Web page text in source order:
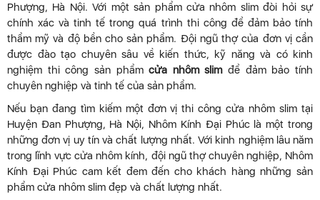
Phượng, Hà Nội. Với một sản phẩm cửa nhôm slim đòi hỏi sự
chính xác và tinh tế trong quá trình thi công để đảm bảo tính
thẩm mỹ và độ bền cho sản phẩm. Đội ngũ thợ của đơn vị cần
được đào tạo chuyên sâu về kiến ​​thức, kỹ năng và có kinh
nghiệm thi công sản phẩmcửa nhôm slimđể đảm bảo tính
chuyên nghiệp và tinh tế của sản phẩm.
Nếu bạn đang tìm kiếm một đơn vị thi công cửa nhôm slim tại
Huyện Đan Phượng, Hà Nội, Nhôm Kính Đại Phúc là một trong
những đơn vị uy tín và chất lượng nhất. Với kinh nghiệm lâu năm
trong lĩnh vực cửa nhôm kính, đội ngũ thợ chuyên nghiệp, Nhôm
Kính Đại Phúc cam kết đem đến cho khách hàng những sản
phẩm cửa nhôm slim đẹp và chất lượng nhất.